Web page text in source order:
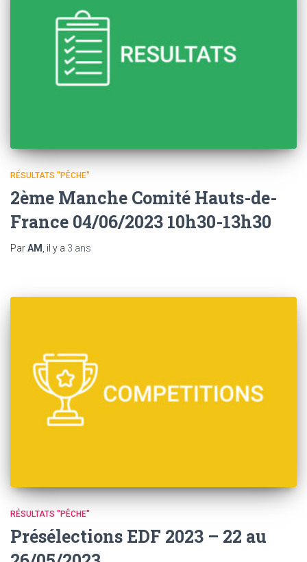
RÉSULTATS "PÊCHE"
2ème Manche Comité Hauts-de-
France 04/06/2023 10h30-13h30
ParAM , il y a 3 ans
RÉSULTATS "PÊCHE"
Présélections EDF 2023 – 22 au